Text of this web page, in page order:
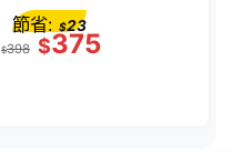
+BK4棱鏡組合 | 望遠鏡功能
| 41432001
$398 $375
節省: $23